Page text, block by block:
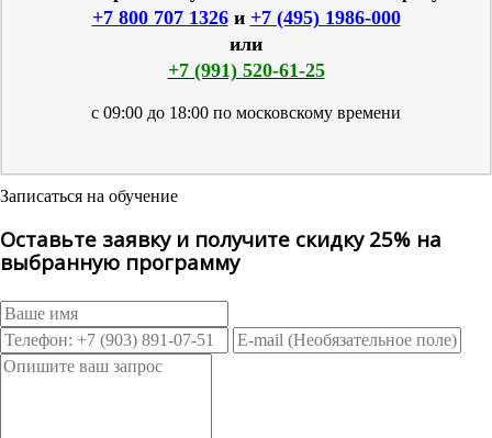
+7 800 707 1326и +7 (495) 1986-000
или
+7 (991) 520-61-25
с 09:00 до 18:00 по московскому времени
Записаться на обучение
Оставьте заявку и получите скидку 25% на
выбранную программу